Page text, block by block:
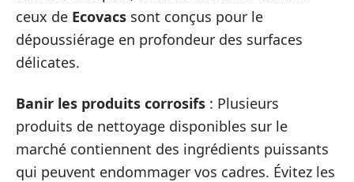
ceux de Ecovacs sont conçus pour le
dépoussiérage en profondeur des surfaces
délicates.
Banir les produits corrosifs : Plusieurs
produits de nettoyage disponibles sur le
marché contiennent des ingrédients puissants
qui peuvent endommager vos cadres. Évitez les